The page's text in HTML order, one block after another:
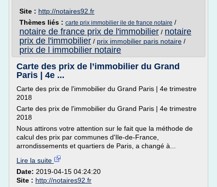
Site : http://notaires92.fr
Thèmes liés : carte prix immobilier ile de france notaire /
notaire de france prix de l'immobilier / notaire
prix de l'immobilier / prix immobilier paris notaire /
prix de l immobilier notaire
Carte des prix de l’immobilier du Grand
Paris | 4e ...
Carte des prix de l'immobilier du Grand Paris | 4e trimestre
2018
Carte des prix de l'immobilier du Grand Paris | 4e trimestre
2018
Nous attirons votre attention sur le fait que la méthode de
calcul des prix par communes d'Ile-de-France,
arrondissements et quartiers de Paris, a changé à...
Lire la suite
Date: 2019-04-15 04:24:20
Site : http://notaires92.fr